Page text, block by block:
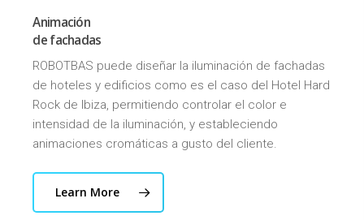
Animación
de fachadas
ROBOTBAS puede diseñar la iluminación de fachadas
de hoteles y edificios como es el caso del Hotel Hard
Rock de Ibiza, permitiendo controlar el color e
intensidad de la iluminación, y estableciendo
animaciones cromáticas a gusto del cliente.
Learn More